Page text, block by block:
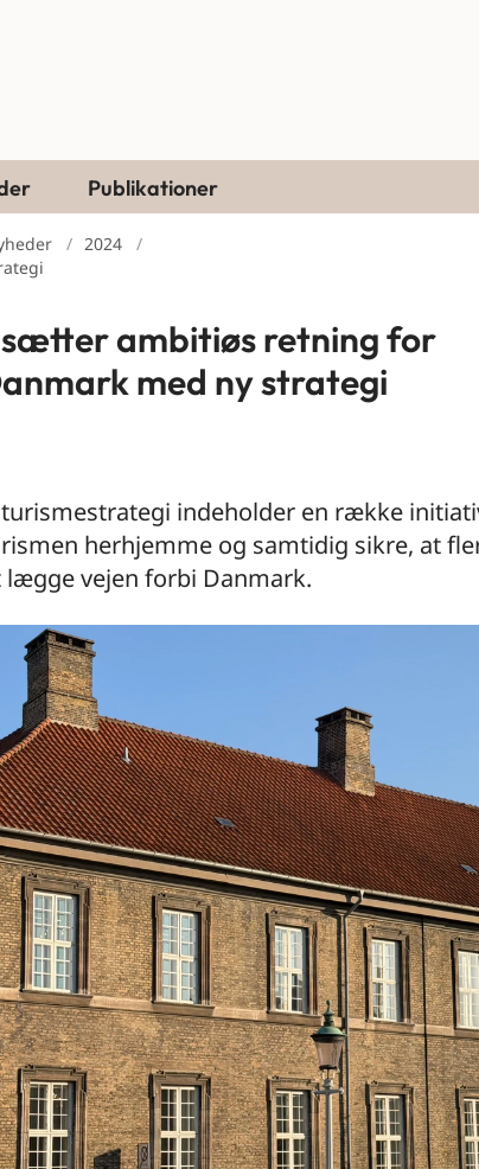
Publikationer
2024
sætter ambitiøs retning for
med ny strategi
turismestrategi indeholder en række
herhjemme og samtidig sikre, at
vejen forbi Danmark.